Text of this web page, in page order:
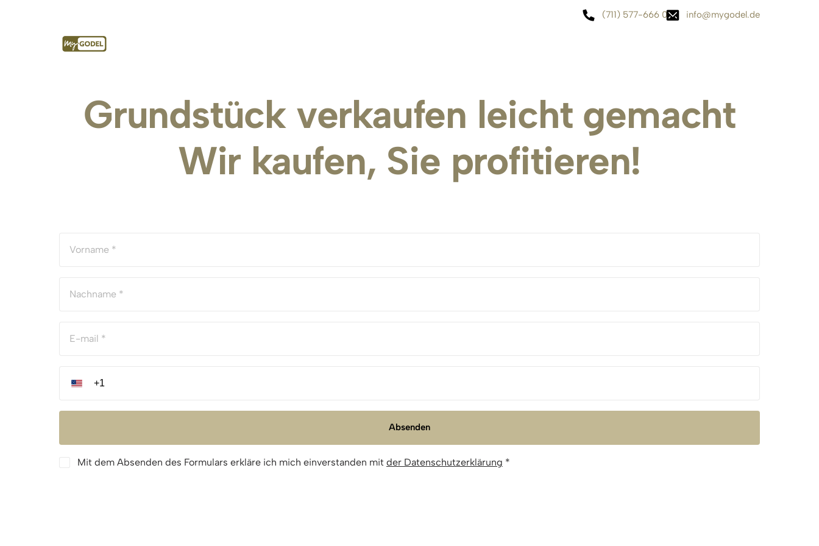
(711) 577-666 0 info@mygodel.de
Grundstück verkaufen leicht gemacht
Wir kaufen, Sie profitieren!
Absenden
Mit dem Absenden des Formulars erkläre ich mich einverstanden mit der Datenschutzerklärung *